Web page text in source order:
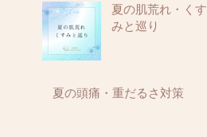
夏の肌荒れ・くす
みと巡り
夏の頭痛・重だるさ対策